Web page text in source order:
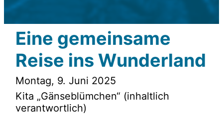
Eine gemeinsame
Reise ins Wunderland
Montag, 9. Juni 2025
Kita „Gänseblümchen“ (inhaltlich
verantwortlich)